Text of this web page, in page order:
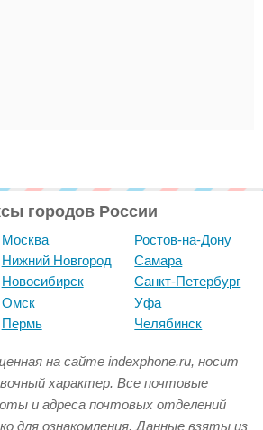
городов России
Москва
Нижний Новгород
Новосибирск
Омск
Пермь
Ростов-на-Дону
Самара
Санкт-Петербург
Уфа
Челябинск
на сайте indexphone.ru, носит
характер. Все почтовые
и адреса почтовых отделений
для ознакомления. Данные взяты из